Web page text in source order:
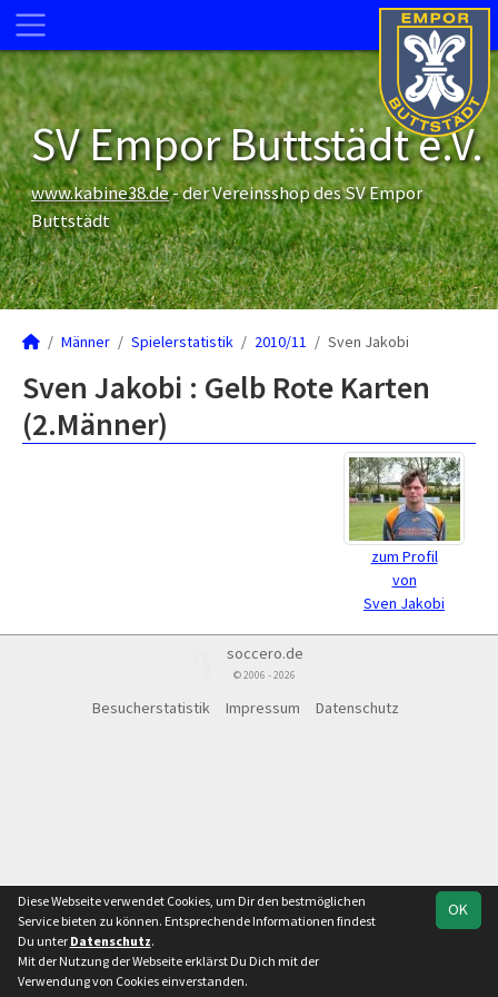
SV Empor Buttstädt e.V.
www.kabine38.de- der Vereinsshop des SV Empor
Buttstädt
Männer Spielerstatistik 2010/11 Sven Jakobi
Sven Jakobi : Gelb Rote Karten
(2.Männer)
zum Profil
von
Sven Jakobi
soccero.de
© 2006 - 2026
Besucherstatistik Impressum Datenschutz
OK
Diese Webseite verwendet Cookies, um Dir den bestmöglichen
Service bieten zu können. Entsprechende Informationen findest
Du unter Datenschutz.
Mit der Nutzung der Webseite erklärst Du Dich mit der
Verwendung von Cookies einverstanden.